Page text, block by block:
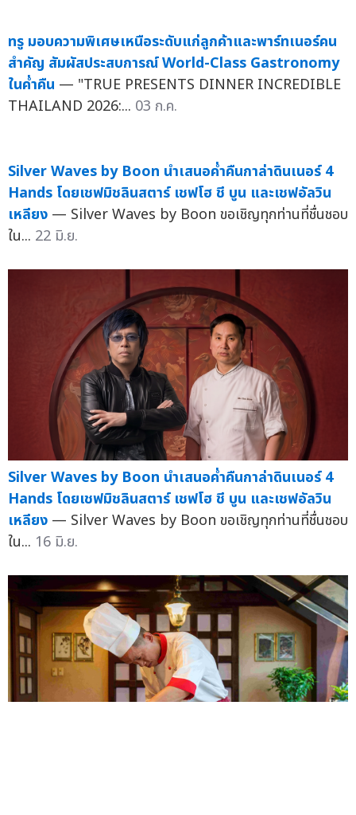
ทรู มอบความพิเศษเหนือระดับแก่ลูกค้าและพาร์ทเนอร์คน
— "TRUE PRESENTS DINNER INCREDIBLE
THAILAND 2026:...03 ก.ค.
Silver Waves by Boon นำเสนอค่ำคืนกาล่าดินเนอร์ 4
Hands โดยเชฟมิชลินสตาร์ เชฟโฮ ชี บูน และเชฟอัลวิน
— Silver Waves by Boon ขอเชิญทุกท่านที่ชื่นชอบ
22 มิ.ย.
Silver Waves by Boon นำเสนอค่ำคืนกาล่าดินเนอร์ 4
Hands โดยเชฟมิชลินสตาร์ เชฟโฮ ชี บูน และเชฟอัลวิน